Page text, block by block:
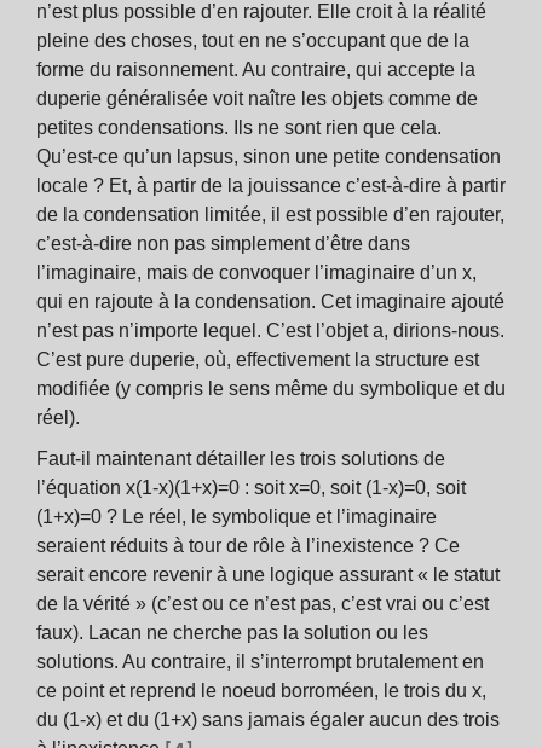
n’est plus possible d’en rajouter. Elle croit à la réalité
pleine des choses, tout en ne s’occupant que de la
forme du raisonnement. Au contraire, qui accepte la
duperie généralisée voit naître les objets comme de
petites condensations. Ils ne sont rien que cela.
Qu’est-ce qu’un lapsus, sinon une petite condensation
locale ? Et, à partir de la jouissance c’est-à-dire à partir
de la condensation limitée, il est possible d’en rajouter,
c’est-à-dire non pas simplement d’être dans
l’imaginaire, mais de convoquer l’imaginaire d’un x,
qui en rajoute à la condensation. Cet imaginaire ajouté
n’est pas n’importe lequel. C’est l’objet a, dirions-nous.
C’est pure duperie, où, effectivement la structure est
modifiée (y compris le sens même du symbolique et du
réel).
Faut-il maintenant détailler les trois solutions de
l’équation x(1-x)(1+x)=0 : soit x=0, soit (1-x)=0, soit
(1+x)=0 ? Le réel, le symbolique et l’imaginaire
seraient réduits à tour de rôle à l’inexistence ? Ce
serait encore revenir à une logique assurant « le statut
de la vérité » (c’est ou ce n’est pas, c’est vrai ou c’est
faux). Lacan ne cherche pas la solution ou les
solutions. Au contraire, il s’interrompt brutalement en
ce point et reprend le noeud borroméen, le trois du x,
du (1-x) et du (1+x) sans jamais égaler aucun des trois